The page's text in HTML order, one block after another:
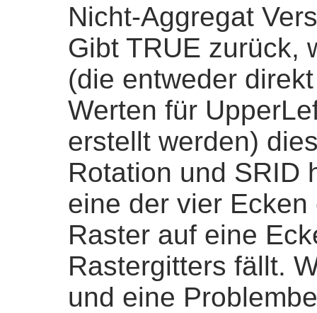
Nicht-Aggregat
Gibt TRUE zurück,
(die entweder
Werten für
erstellt werden)
Rotation und SRID
eine der vier
Raster auf eine
Rastergitters fällt.
und eine